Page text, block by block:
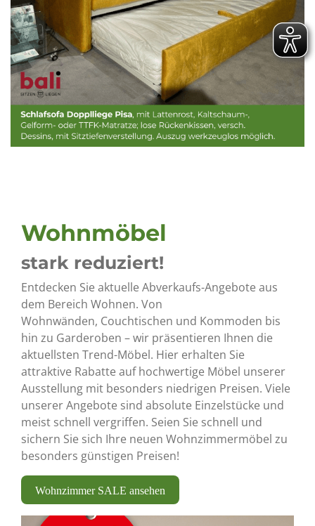
Wohnmöbel
stark reduziert!
Entdecken Sie aktuelle Abverkaufs-Angebote aus
dem Bereich Wohnen. Von
Wohnwänden, Couchtischen und Kommoden bis
hin zu Garderoben – wir präsentieren Ihnen die
aktuellsten Trend-Möbel. Hier erhalten Sie
attraktive Rabatte auf hochwertige Möbel unserer
Ausstellung mit besonders niedrigen Preisen. Viele
unserer Angebote sind absolute Einzelstücke und
meist schnell vergriffen. Seien Sie schnell und
sichern Sie sich Ihre neuen Wohnzimmermöbel zu
besonders günstigen Preisen!
Wohnzimmer SALE ansehen